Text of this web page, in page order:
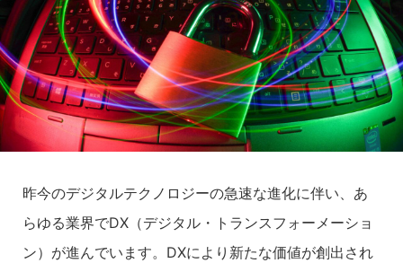
昨今のデジタルテクノロジーの急速な進化に伴い、あ
らゆる業界でDX（デジタル・トランスフォーメーショ
ン）が進んでいます。DXにより新たな価値が創出され